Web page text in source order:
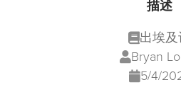
描述
出埃
Bryan
5/4/